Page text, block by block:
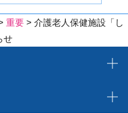
重要 > 介護老人保健施設「し
せ